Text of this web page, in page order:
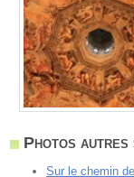
Photos autres
Sur le chemin